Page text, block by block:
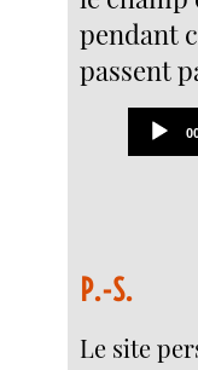
pendant
passent
P.-S.
Le site